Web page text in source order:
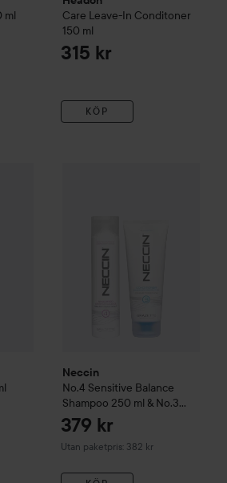
ml
Care Leave-In Conditoner
150 ml
315 kr
KÖP
Neccin
No.4 Sensitive Balance
Shampoo 250 ml & No.3
Dandruff Protector
Conditioner 200 ml
379 kr
Utan paketpris: 382 kr